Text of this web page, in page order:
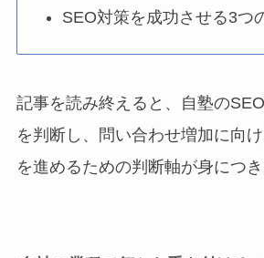
SEO対策を成功させる3つ
記事を読み終えると、自塾の
を判断し、問い合わせ増加に向
を進めるための判断軸が身につき